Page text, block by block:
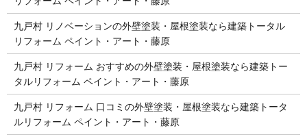
九戸村 リノベーションの外壁塗装・屋根塗装なら建築トータル
リフォーム ペイント・アート・藤原
九戸村 リフォーム おすすめの外壁塗装・屋根塗装なら建築トー
タルリフォーム ペイント・アート・藤原
九戸村 リフォーム 口コミの外壁塗装・屋根塗装なら建築トータ
ルリフォーム ペイント・アート・藤原